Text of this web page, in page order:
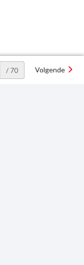
/ 70 Volgende